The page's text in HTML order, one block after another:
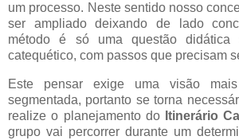
um processo. Neste sentido nosso
ser ampliado deixando de lado
método é só uma questão didática
catequético, com passos que precisam
Este pensar exige uma visão
segmentada, portanto se torna
realize o planejamento do Itinerário
grupo vai percorrer durante um